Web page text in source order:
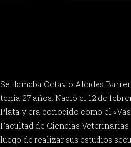
Se llamaba Octavio Alcides
tenía 27 años. Nació el 12 de
Plata y era conocido como el
Facultad de Ciencias Veterinarias
luego de realizar sus estudios